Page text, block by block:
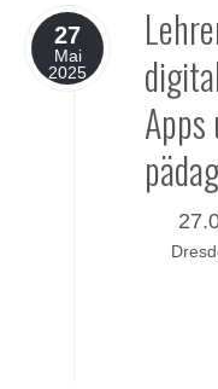
27
Mai
2025